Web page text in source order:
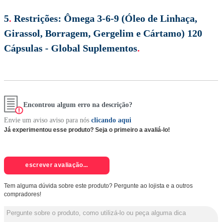
5. Restrições: Ômega 3-6-9 (Óleo de Linhaça,
Girassol, Borragem, Gergelim e Cártamo) 120
Cápsulas - Global Suplementos.
Encontrou algum erro na descrição?
Envie um aviso aviso para nós clicando aqui
Já experimentou esse produto? Seja o primeiro a avaliá-lo!
escrever avaliação...
Tem alguma dúvida sobre este produto? Pergunte ao lojista e a outros
compradores!